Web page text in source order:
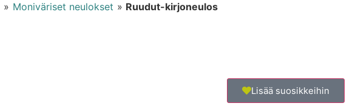
» Moniväriset neulokset » Ruudut-kirjoneulos
Lisää suosikkeihin